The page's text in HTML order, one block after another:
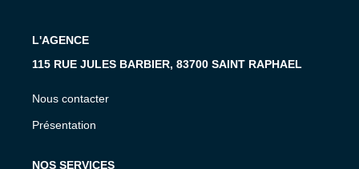
L'AGENCE
115 RUE JULES BARBIER, 83700 SAINT RAPHAEL
Nous contacter
Présentation
NOS SERVICES